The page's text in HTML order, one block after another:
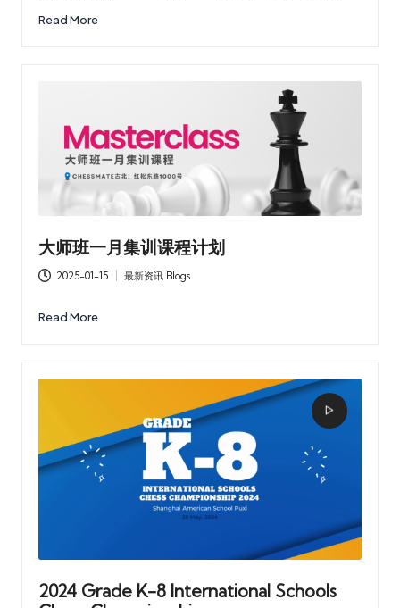
Read More
大师班一月集训课程计划
2025-01-15
Posted
最新资讯 Blogs
Read More
2024 Grade K-8 International Schools